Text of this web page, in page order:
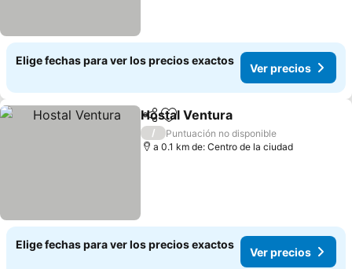
Elige fechas para ver los precios exactos
Ver precios
CompartirAgregar a favoritos
Hostal Ventura
/
Puntuación no disponible
a 0.1 km de: Centro de la ciudad
Elige fechas para ver los precios exactos
Ver precios